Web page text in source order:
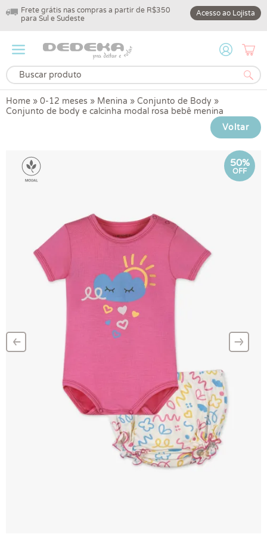
Frete grátis nas compras a partir de R$350
para Sul e Sudeste
10% off na
DEDEKA10
Acesso ao Lojista
Home » 0-12 meses » Menina » Conjunto de Body »
Conjunto de body e calcinha modal rosa bebê menina
Voltar
50%
OFF
–
‹ –
›